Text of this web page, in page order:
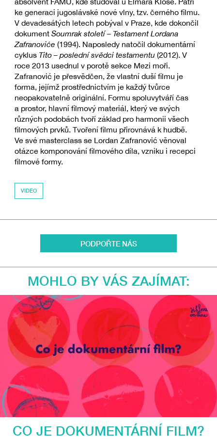
ke generaci jugoslávské nové vlny, tzv. černého filmu.
V devadesátých letech pobýval v Praze, kde dokončil
dokument Soumrak století – Testament Lordana
Zafranoviće (1994). Naposledy natočil dokumentární
cyklus Tito – poslední svědci testamentu (2012). V
roce 2013 usednul v porotě sekce Mezi moři.
Zafranović je přesvědčen, že vlastní duší filmu je
forma, jejímž prostřednictvím je každý tvůrce
neopakovatelně originální. Formu spoluvytváří čas
a prostor, hlavní filmový materiál, který ve svých
různých podobách tvoří základ pro harmonii všech
filmových prvků. Tvoření filmu přirovnává k hudbě.
Ve své masterclass se Lordan Zafranović věnoval
otázce komponování filmového díla, vzniku i recepci
filmové formy.
VIDEO
PODPOŘTE NÁS
MOHLO BY VÁS ZAJÍMAT:
CO JE DOKUMENTÁRNÍ FILM?